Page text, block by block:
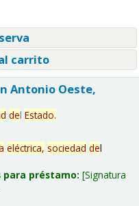
carrito
Antonio Oeste,
del Estado.
eléctrica, sociedad del
para préstamo: Signatura